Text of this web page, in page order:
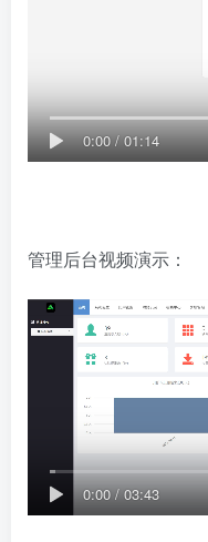
0:00/01:14
管理后台视频演示：
0:00/03:43